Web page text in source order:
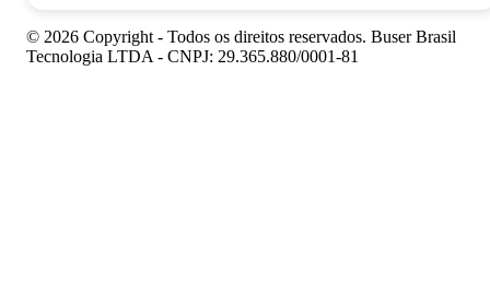
© 2026 Copyright - Todos os direitos reservados. Buser Brasil
Tecnologia LTDA - CNPJ: 29.365.880/0001-81